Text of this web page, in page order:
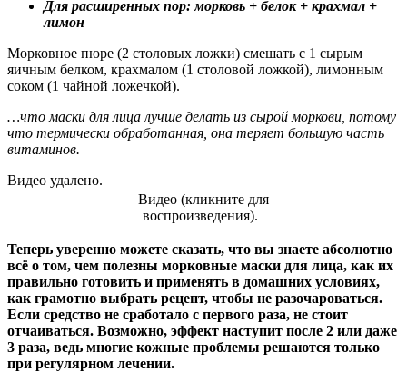
Для расширенных пор: морковь + белок + крахмал +
лимон
Морковное пюре (2 столовых ложки) смешать с 1 сырым
яичным белком, крахмалом (1 столовой ложкой), лимонным
соком (1 чайной ложечкой).
…что маски для лица лучше делать из сырой моркови, потому
что термически обработанная, она теряет большую часть
витаминов.
Видео удалено.
Видео (кликните для
воспроизведения).
Теперь уверенно можете сказать, что вы знаете абсолютно
всё о том, чем полезны морковные маски для лица, как их
правильно готовить и применять в домашних условиях,
как грамотно выбрать рецепт, чтобы не разочароваться.
Если средство не сработало с первого раза, не стоит
отчаиваться. Возможно, эффект наступит после 2 или даже
3 раза, ведь многие кожные проблемы решаются только
при регулярном лечении.